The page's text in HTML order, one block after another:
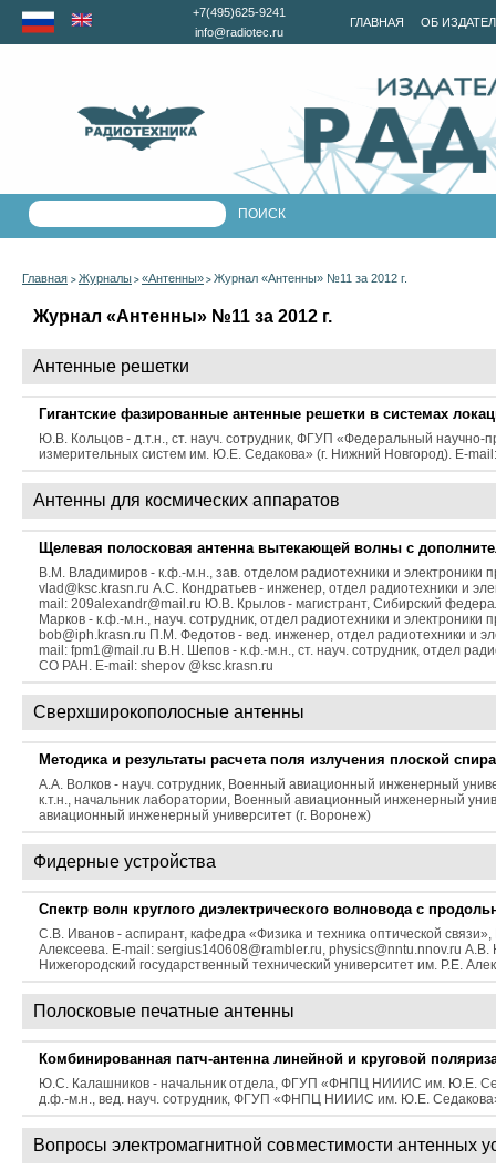
ГЛАВНАЯ ОБ
+7(495)625-9241
info@radiotec.ru
Главная > Журналы > «Антенны» > Журнал «Антенны» №11 за 2012 г.
Журнал «Антенны» №11 за 2012 г.
Антенные решетки
Гигантские фазированные антенные решетки в системах
Ю.В. Кольцов - д.т.н., ст. науч. сотрудник, ФГУП «Федеральный научно-
измерительных систем им. Ю.Е. Седакова» (г. Нижний Новгород). E-
Антенны для космических аппаратов
Щелевая полосковая антенна вытекающей волны с
В.М. Владимиров - к.ф.-м.н., зав. отделом радиотехники и
vlad@ksc.krasn.ru А.С. Кондратьев - инженер, отдел радиотехники и
mail: 209alexandr@mail.ru Ю.В. Крылов - магистрант, Сибирский
Марков - к.ф.-м.н., науч. сотрудник, отдел радиотехники и
bob@iph.krasn.ru П.М. Федотов - вед. инженер, отдел радиотехники и
mail: fpm1@mail.ru В.Н. Шепов - к.ф.-м.н., ст. науч. сотрудник, отдел
СО РАН. E-mail: shepov @ksc.krasn.ru
Сверхширокополосные антенны
Методика и результаты расчета поля излучения плоской
А.А. Волков - науч. сотрудник, Военный авиационный инженерный
к.т.н., начальник лаборатории, Военный авиационный инженерный
авиационный инженерный университет (г. Воронеж)
Фидерные устройства
Спектр волн круглого диэлектрического волновода с
С.В. Иванов - аспирант, кафедра «Физика и техника оптической
Алексеева. E-mail: sergius140608@rambler.ru, physics@nntu.nnov.ru
Нижегородский государственный технический университет им. Р.Е.
Полосковые печатные антенны
Комбинированная патч-антенна линейной и круговой
Ю.С. Калашников - начальник отдела, ФГУП «ФНПЦ НИИИС им. Ю.Е.
д.ф.-м.н., вед. науч. сотрудник, ФГУП «ФНПЦ НИИИС им. Ю.Е.
Вопросы электромагнитной совместимости антенных